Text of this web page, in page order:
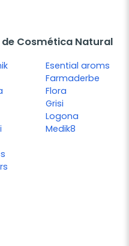
Cosmética Natural
Esential aroms
Farmaderbe
Flora
Grisi
Logona
Medik8